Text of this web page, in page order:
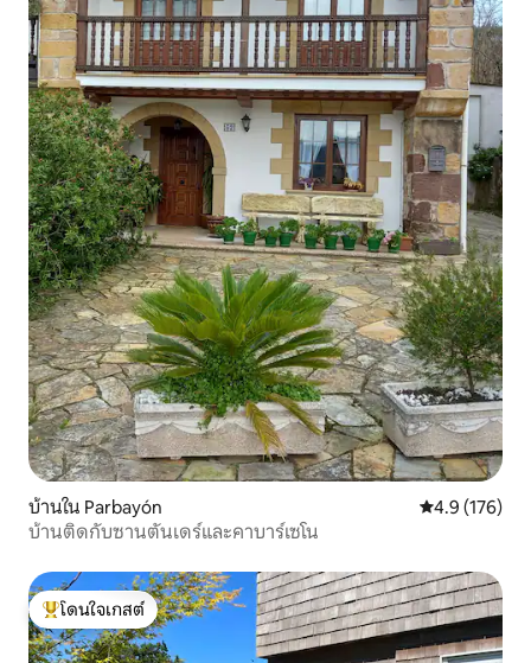
บ้านใน Parbayón คะแนนเฉลี่ย
4.9 (176)
บ้านติดกับซานตันเดร์และคาบาร์เซโน
โดนใจเกสต์ที่สุด
โดนใจเกสต์